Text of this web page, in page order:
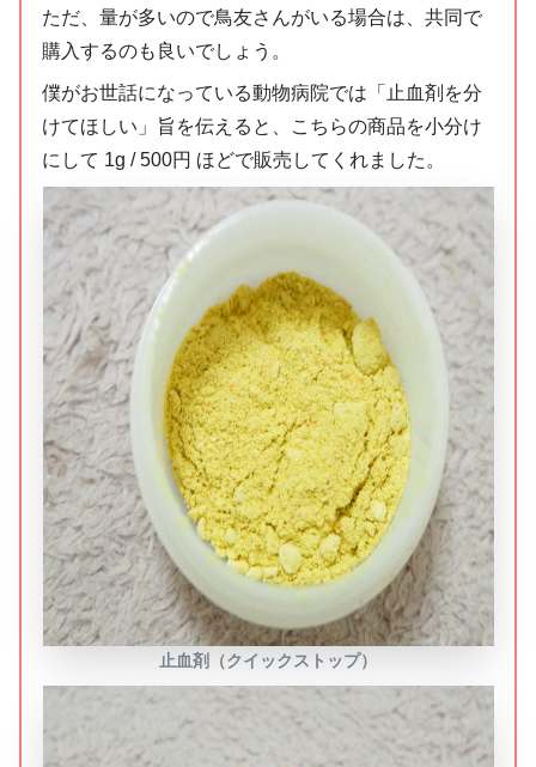
ただ、量が多いので鳥友さんがいる場合は、共同で
購入するのも良いでしょう。
僕がお世話になっている動物病院では「止血剤を分
けてほしい」旨を伝えると、こちらの商品を小分け
にして 1g / 500円 ほどで販売してくれました。
止血剤（クイックストップ）